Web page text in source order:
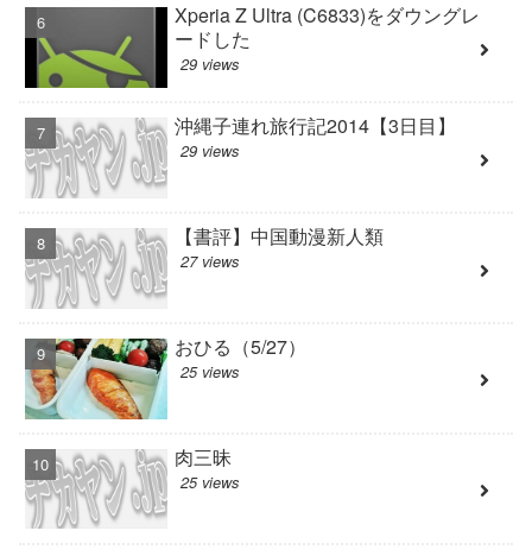
Xperia Z Ultra (C6833)をダウングレ
ードした
29 views
沖縄子連れ旅行記2014【3日目】
29 views
【書評】中国動漫新人類
27 views
おひる（5/27）
25 views
肉三昧
25 views